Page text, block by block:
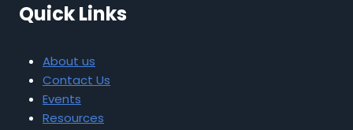
Quick Links
About us
Contact Us
Events
Resources